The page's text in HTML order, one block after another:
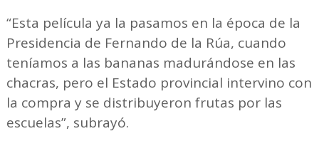
“Esta película ya la pasamos en la época de la
Presidencia de Fernando de la Rúa, cuando
teníamos a las bananas madurándose en las
chacras, pero el Estado provincial intervino con
la compra y se distribuyeron frutas por las
escuelas”, subrayó.